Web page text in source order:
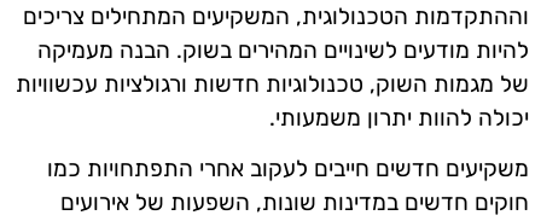
וההתקדמות הטכנולוגית, המשקיעים המתחילים צריכים
להיות מודעים לשינויים המהירים בשוק. הבנה מעמיקה
של מגמות השוק, טכנולוגיות חדשות ורגולציות עכשוויות
יכולה להוות יתרון משמעותי.
משקיעים חדשים חייבים לעקוב אחרי התפתחויות כמו
חוקים חדשים במדינות שונות, השפעות של אירועים